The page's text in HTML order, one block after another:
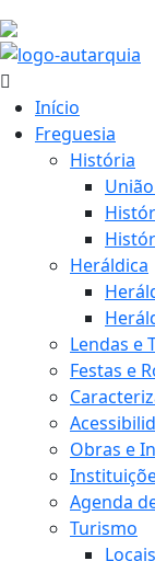
Início
Freguesia
História
Heráldica
Lendas e
Festas e
Obras e
Agenda
Turismo